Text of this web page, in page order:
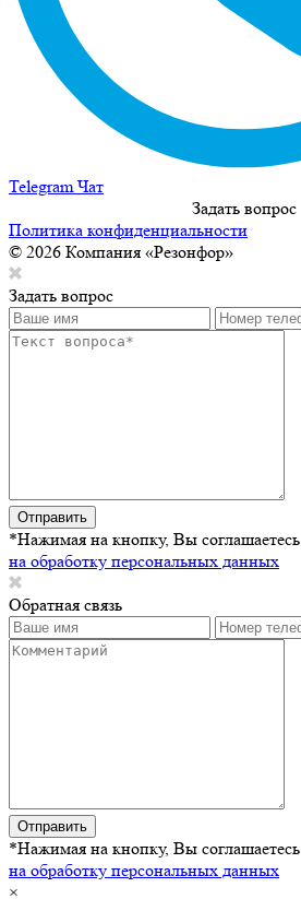
Telegram Чат
Задать вопрос
Политика конфиденциальности
© 2026 Компания «Резонфор»
Задать вопрос
Отправить
*Нажимая на кнопку, Вы соглашаетесь
на обработку персональных данных
Обратная связь
Отправить
*Нажимая на кнопку, Вы соглашаетесь
на обработку персональных данных
×